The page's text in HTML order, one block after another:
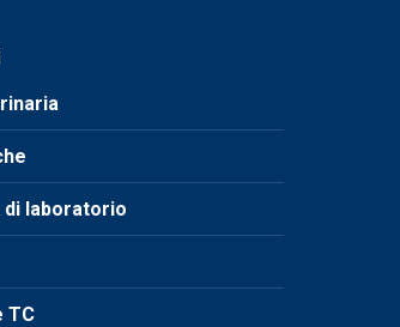
di laboratorio
TC